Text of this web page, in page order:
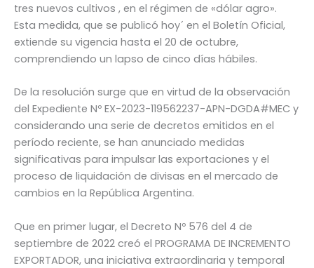
tres nuevos cultivos , en el régimen de «dólar agro».
Esta medida, que se publicó hoy´ en el Boletín Oficial,
extiende su vigencia hasta el 20 de octubre,
comprendiendo un lapso de cinco días hábiles.
De la resolución surge que en virtud de la observación
del Expediente Nº EX-2023-119562237-APN-DGDA#MEC y
considerando una serie de decretos emitidos en el
período reciente, se han anunciado medidas
significativas para impulsar las exportaciones y el
proceso de liquidación de divisas en el mercado de
cambios en la República Argentina.
Que en primer lugar, el Decreto Nº 576 del 4 de
septiembre de 2022 creó el PROGRAMA DE INCREMENTO
EXPORTADOR, una iniciativa extraordinaria y temporal